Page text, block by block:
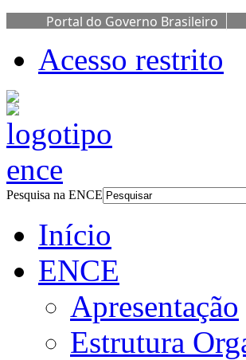
Portal do Governo Brasileiro
Acesso restrito
Pesquisa na ENCE
Início
ENCE
Apresentação
Estrutura